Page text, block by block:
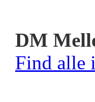
DM
Find alle